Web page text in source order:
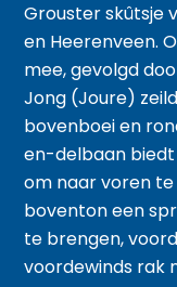
Grouster skûtsje
en Heerenveen.
mee, gevolgd
Jong (Joure)
bovenboei en
en-delbaan
om naar voren te
boventon een
te brengen,
voordewinds rak